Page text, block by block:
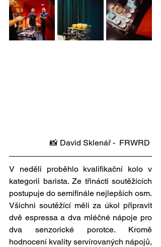
📸 David Sklenář - FRWRD
V neděli proběhlo kvalifikační kolo v
kategorii barista. Ze třinácti soutěžících
postupuje do semifinále nejlepších osm.
Všichni soutěžící měli za úkol připravit
dvě espressa a dva mléčné nápoje pro
dva senzorické porotce. Kromě
hodnocení kvality servírovaných nápojů,